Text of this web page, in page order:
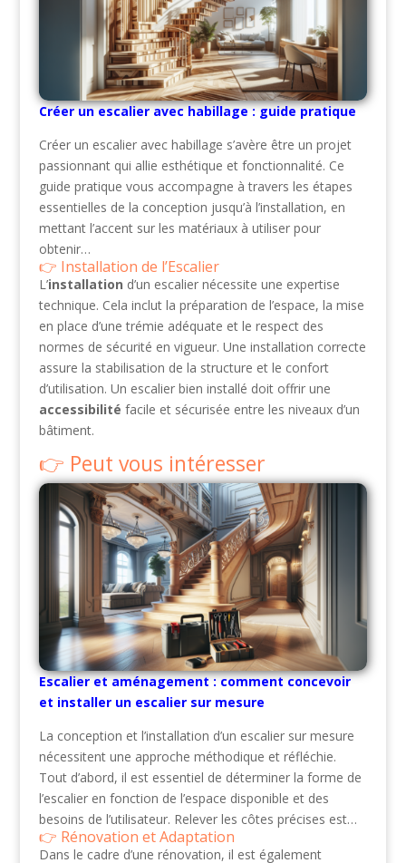
Créer un escalier avec habillage : guide pratique
Créer un escalier avec habillage s’avère être un projet
passionnant qui allie esthétique et fonctionnalité. Ce
guide pratique vous accompagne à travers les étapes
essentielles de la conception jusqu’à l’installation, en
mettant l’accent sur les matériaux à utiliser pour
obtenir…
Installation de l’Escalier
L’installation d’un escalier nécessite une expertise
technique. Cela inclut la préparation de l’espace, la mise
en place d’une trémie adéquate et le respect des
normes de sécurité en vigueur. Une installation correcte
assure la stabilisation de la structure et le confort
d’utilisation. Un escalier bien installé doit offrir une
accessibilité facile et sécurisée entre les niveaux d’un
bâtiment.
Peut vous intéresser
Escalier et aménagement : comment concevoir
et installer un escalier sur mesure
La conception et l’installation d’un escalier sur mesure
nécessitent une approche méthodique et réfléchie.
Tout d’abord, il est essentiel de déterminer la forme de
l’escalier en fonction de l’espace disponible et des
besoins de l’utilisateur. Relever les côtes précises est…
Rénovation et Adaptation
Dans le cadre d’une rénovation, il est également